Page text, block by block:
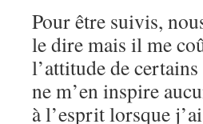
Pour être suivis,
le dire mais il me
l’attitude de
ne m’en inspire
à l’esprit lorsque